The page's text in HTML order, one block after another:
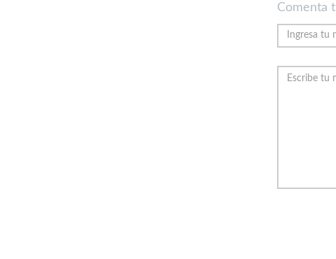
Comenta